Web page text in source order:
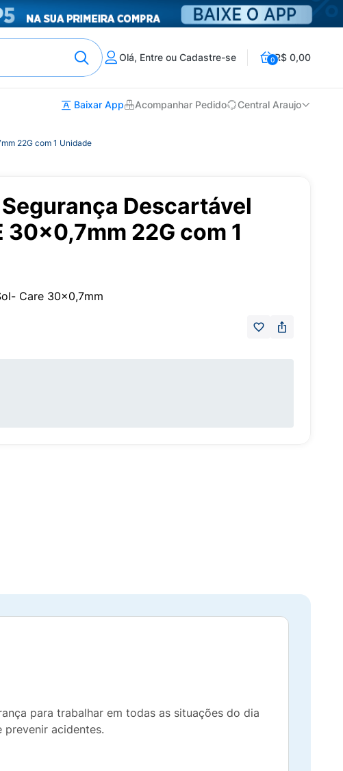
Olá, Entre ou Cadastre-se 0R$ 0,00
Baixar App Acompanhar Pedido Central Araujo
22G com 1 Unidade
Descartável
30x0,7mm 22G com 1
Care 30x0,7mm
para trabalhar em todas as situações do dia
acidentes.